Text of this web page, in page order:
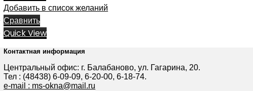
Добавить в список желаний
Сравнить
Quick View
Контактная информация
Центральный офис: г. Балабаново, ул. Гагарина, 20.
Тел : (48438) 6-09-09, 6-20-00, 6-18-74.
e-mail : ms-okna@mail.ru